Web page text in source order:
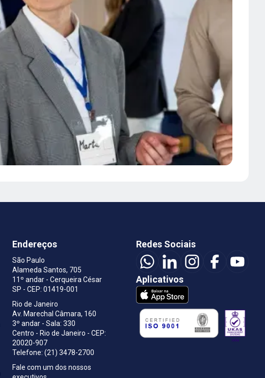
Endereços
São Paulo
Alameda Santos, 705
11º andar - Cerqueira César
SP - CEP: 01419-001
Rio de Janeiro
Av. Marechal Câmara, 160
3º andar - Sala: 330
Centro - Rio de Janeiro - CEP:
20020-907
Telefone: (21) 3478-2700
Fale com um dos nossos
Redes Sociais
Aplicativos